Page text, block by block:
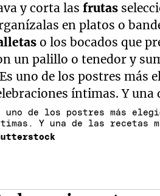
y corta lasfrutas
en platos o
o los bocados que
un palillo o tenedor y
uno de los postres más
Y una de las recetas